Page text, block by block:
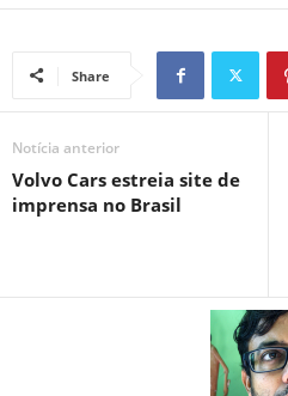
Share
Notícia anterior
Volvo Cars estreia site de
imprensa no Brasil